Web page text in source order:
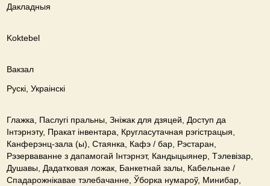
Дакладныя
Koktebel
Вакзал
Рускі, Украінскі
Глажка, Паслугі пральны, Зніжак для дзяцей, Доступ да
Інтэрнэту, Пракат інвентара, Кругласутачная рэгістрацыя,
Канферэнц-зала (ы), Стаянка, Кафэ / бар, Рэстаран,
Рэзерваванне з дапамогай Інтэрнэт, Кандыцыянер, Тэлевізар,
Душавы, Дадатковая ложак, Банкетнай залы, Кабельнае /
Спадарожнiкавае тэлебачанне, Ўборка нумароў, Минибар,